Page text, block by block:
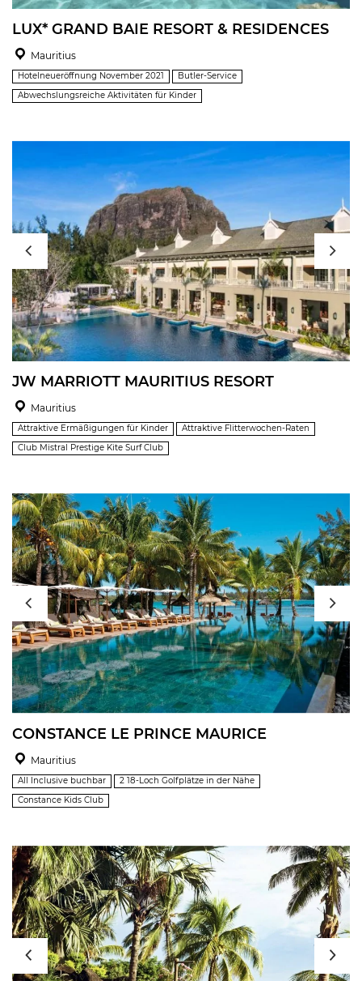
LUX* GRAND BAIE RESORT & RESIDENCES
Mauritius
Hotelneueröffnung November 2021
Butler-Service
Abwechslungsreiche Aktivitäten für Kinder
JW MARRIOTT MAURITIUS RESORT
Mauritius
Attraktive Ermäßigungen für Kinder
Attraktive Flitterwochen-Raten
Club Mistral Prestige Kite Surf Club
CONSTANCE LE PRINCE MAURICE
Mauritius
All Inclusive buchbar
2 18-Loch Golfplätze in der Nähe
Constance Kids Club